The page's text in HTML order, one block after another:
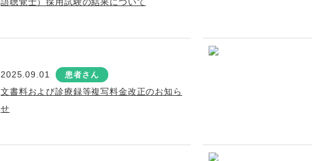
2025.09.01 患者さん
文書料および診療録等複写料金改正のお知ら
せ